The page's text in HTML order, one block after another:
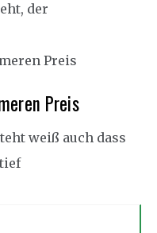
der
Preis
weiß auch dass